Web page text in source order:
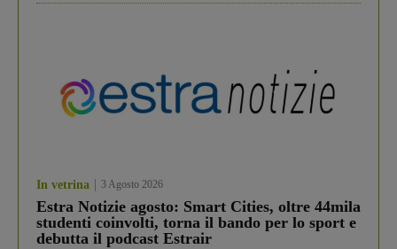
In vetrina 3 Agosto 2026
Estra Notizie agosto: Smart Cities, oltre 44mila
studenti coinvolti, torna il bando per lo sport e
debutta il podcast Estrair